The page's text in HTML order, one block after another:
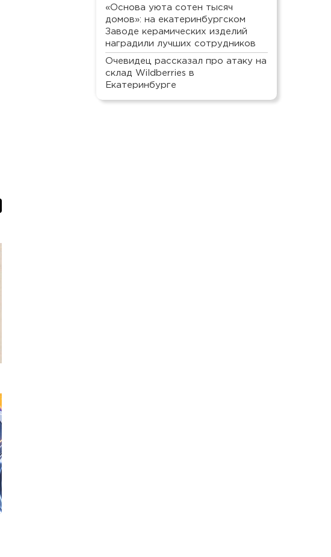
«Основа уюта сотен тысяч
домов»: на екатеринбургском
Заводе керамических изделий
наградили лучших сотрудников
Очевидец рассказал про атаку на
склад Wildberries в
Екатеринбурге